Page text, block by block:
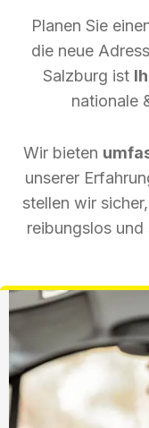
Planen Sie
die neue
Salzburg ist
nationale
Wir bieten
unserer
stellen wir
reibungslos